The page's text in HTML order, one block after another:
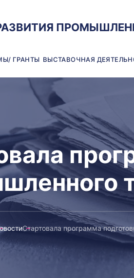
ГРАНТЫ ВЫСТАВОЧНАЯ
Стартовала программа